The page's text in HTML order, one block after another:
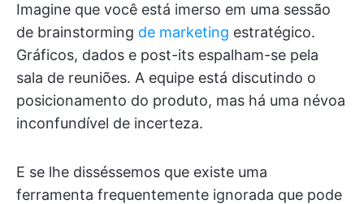
Imagine que você está imerso em uma sessão
de brainstorming de marketing estratégico.
Gráficos, dados e post-its espalham-se pela
sala de reuniões. A equipe está discutindo o
posicionamento do produto, mas há uma névoa
inconfundível de incerteza.
E se lhe disséssemos que existe uma
ferramenta frequentemente ignorada que pode